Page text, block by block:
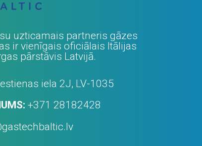
uzticamais partneris gāzes
ir vienīgais oficiālais Itālijas
pārstāvis Latvijā.
iela 2J, LV-1035
+371 28182428